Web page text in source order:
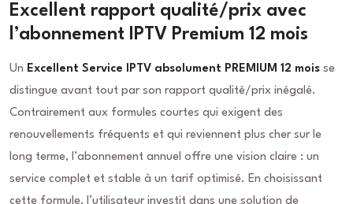
Excellent rapport qualité/prix avec
l’abonnement IPTV Premium 12 mois
Un Excellent Service IPTV absolument PREMIUM 12 mois se
distingue avant tout par son rapport qualité/prix inégalé.
Contrairement aux formules courtes qui exigent des
renouvellements fréquents et qui reviennent plus cher sur le
long terme, l’abonnement annuel offre une vision claire : un
service complet et stable à un tarif optimisé. En choisissant
cette formule, l’utilisateur investit dans une solution de